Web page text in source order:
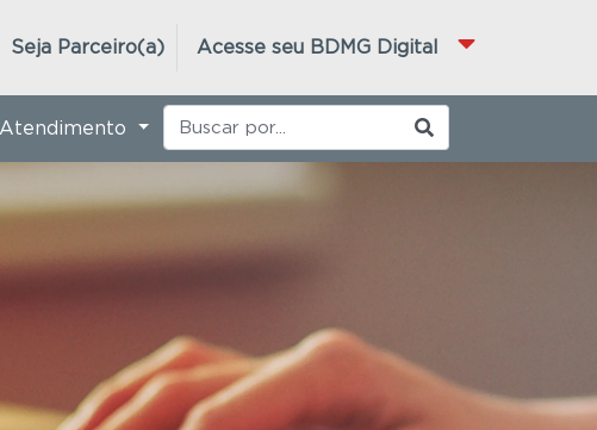
Acesse seu BDMG Digital
Seja Parceiro(a)
Atendimento